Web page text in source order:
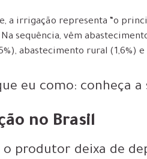
a irrigação representa “o
sequência, vêm
abastecimento rural (1,6%) e
eu como: conheça a
no Brasil
o produtor deixa de